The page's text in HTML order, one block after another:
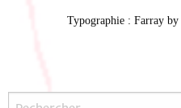
Typographie : Farray by